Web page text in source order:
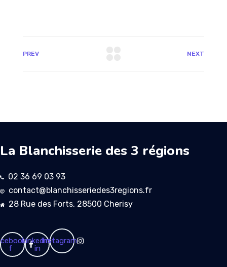
PREV NEXT
La Blanchisserie des 3 régions
02 36 69 03 93
contact@blanchisseriedes3regions.fr
28 Rue des Forts, 28500 Cherisy
f
Linkedin-
in
Instagram